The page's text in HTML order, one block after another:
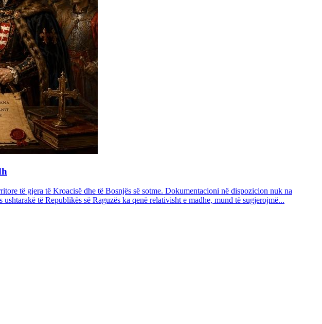
të gjera të Kroacisë dhe të Bosnjës së sotme. Dokumentacioni në dispozicion nuk na
të Republikës së Raguzës ka qenë relativisht e madhe, mund të sugjerojmë...